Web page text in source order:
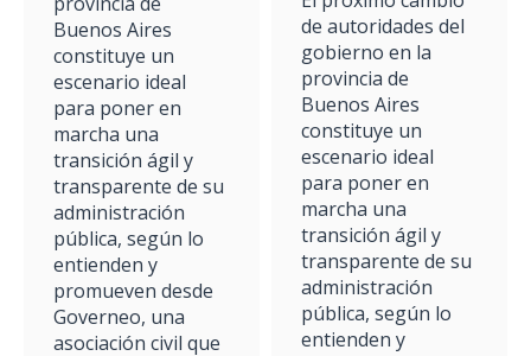
Buenos Aires
constituye un
escenario ideal
para poner en
marcha una
transición ágil y
transparente de su
administración
pública, según lo
entienden y
promueven desde
Governeo, una
asociación civil que
de autoridades del
gobierno en la
provincia de
Buenos Aires
constituye un
escenario ideal
para poner en
marcha una
transición ágil y
transparente de su
administración
pública, según lo
entienden y